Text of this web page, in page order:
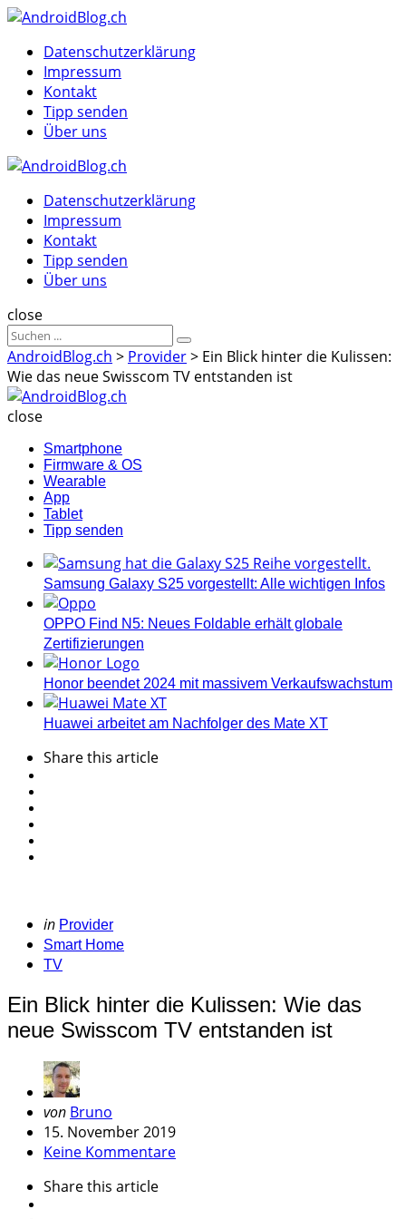
Menu
MenuDatenschutzerklärung
Impressum
Kontakt
Tipp senden
Über uns
Datenschutzerklärung
Impressum
Kontakt
Tipp senden
Über uns
Suche
close
Sucheergebnisse
für
Suche
AndroidBlog.ch > Provider> Ein Blick hinter die Kulissen:
Wie das neue Swisscom TV entstanden ist
close
Smartphone
Firmware & OS
Wearable
App
Tablet
Tipp senden
Samsung Galaxy S25 vorgestellt: Alle wichtigen Infos
OPPO Find N5: Neues Foldable erhält globale
Zertifizierungen
Honor beendet 2024 mit massivem Verkaufswachstum
Huawei arbeitet am Nachfolger des Mate XT
Sharethis article
Categories
Posted
in
in Provider
Smart Home
TV
Ein Blick hinter die Kulissen: Wie das
neue Swisscom TV entstanden ist
Geschrieben
von
von Bruno
15. November 2019
Keine Kommentare
Sharethis article